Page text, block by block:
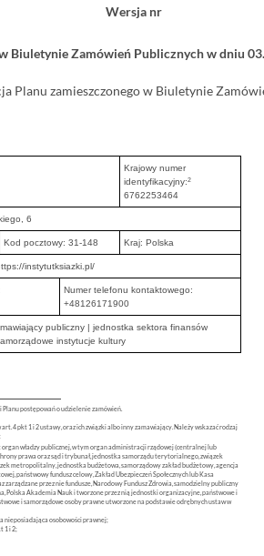
Wersja nr
Biuletynie Zamówień Publicznych w dniu
Planu zamieszczonego w Biuletynie
Krajowy numer
identyfikacyjny:2
6762253464
6
Kod pocztowy: 31-148 Kraj: Polska
instytutksiazki.pl/
Numer telefonu kontaktowego:
+48126171900
publiczny | jednostka sektora finansów
instytucje kultury
postępowań o udzielenie zamówień.
4 pkt 1 i 2 ustawy, oraz ich związki albo inny zamawiający. Należy wskazać rodzaj
władzy publicznej, w tym organ administracji rządowej (centralnej lub
prawa oraz sąd i trybunał, jednostka samorządu terytorialnego, związek
metropolitalny, jednostka budżetowa, samorządowy zakład budżetowy, agencja
państwowy fundusz celowy, Zakład Ubezpieczeń Społecznych lub Kasa
zarządzane przez nie fundusze, Narodowy Fundusz Zdrowia, samodzielny publiczny
Polska Akademia Nauk i tworzone przez nią jednostki organizacyjne, państwowe i
i samorządowe osoby prawne utworzone na podstawie odrębnych ustaw w
nieposiadająca osobowości prawnej;
1 i 2;